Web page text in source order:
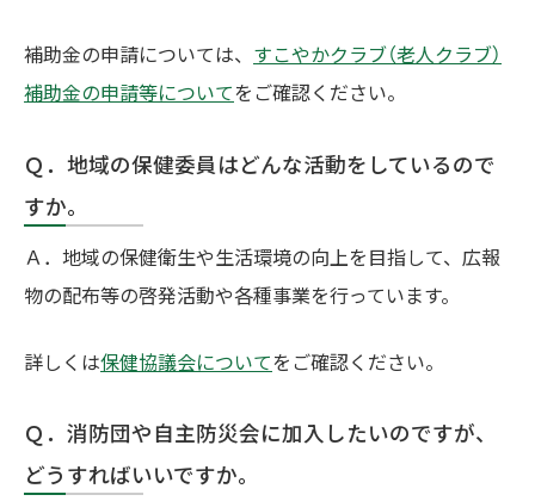
補助金の申請については、 すこやかクラブ（老人クラブ）
補助金の申請等についてをご確認ください。
Ｑ．地域の保健委員はどんな活動をしているので
すか。
Ａ．地域の保健衛生や生活環境の向上を目指して、広報
物の配布等の啓発活動や各種事業を行っています。
詳しくは保健協議会についてをご確認ください。
Ｑ．消防団や自主防災会に加入したいのですが、
どうすればいいですか。